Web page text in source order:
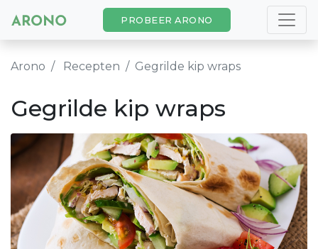
PROBEER ARONO
Arono Recepten Gegrilde kip wraps
Gegrilde kip wraps